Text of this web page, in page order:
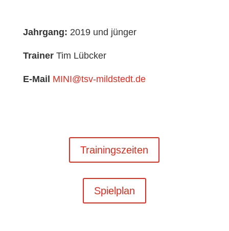
Jahrgang: 2019 und jünger
Trainer Tim Lübcker
E-Mail MINI@tsv-mildstedt.de
Trainingszeiten
Spielplan